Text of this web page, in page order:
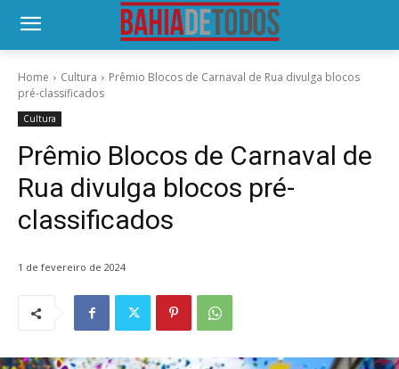
Home Cultura
Prêmio Blocos de Carnaval de Rua divulga blocos
pré-classificados
Cultura
Prêmio Blocos de Carnaval de
Rua divulga blocos pré-
classificados
1 de fevereiro de 2024